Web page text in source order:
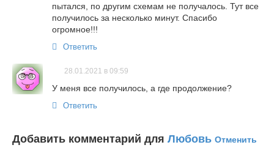
пытался, по другим схемам не получалось. Тут все
получилось за несколько минут. Спасибо
огромное!!!
Ответить
28.01.2021 в 09:59
У меня все получилось, а где продолжение?
Ответить
Добавить комментарий для Любовь Отменить